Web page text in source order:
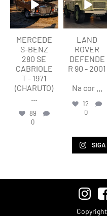
MERCEDE
S-BENZ
280 SE
CABRIOLE
T - 1971
(CHARUTO)
89
0
LAND
ROVER
DEFENDE
R 90 - 2001
Na cor
12
0